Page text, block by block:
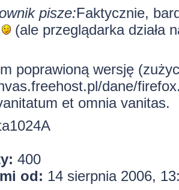
pisze:Faktycznie,
(ale przeglądarka działa
poprawioną wersję
dane/
et omnia vanitas.
400
od: 14 sierpnia 2006,